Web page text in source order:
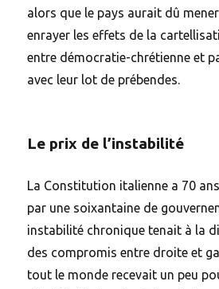
alors que le pays aurait dû
enrayer les effets de la
entre démocratie-chrétienne et
avec leur lot de prébendes.
Le prix de l’instabilité
La Constitution italienne a 70
par une soixantaine de
instabilité chronique tenait à la
des compromis entre droite et
tout le monde recevait un peu